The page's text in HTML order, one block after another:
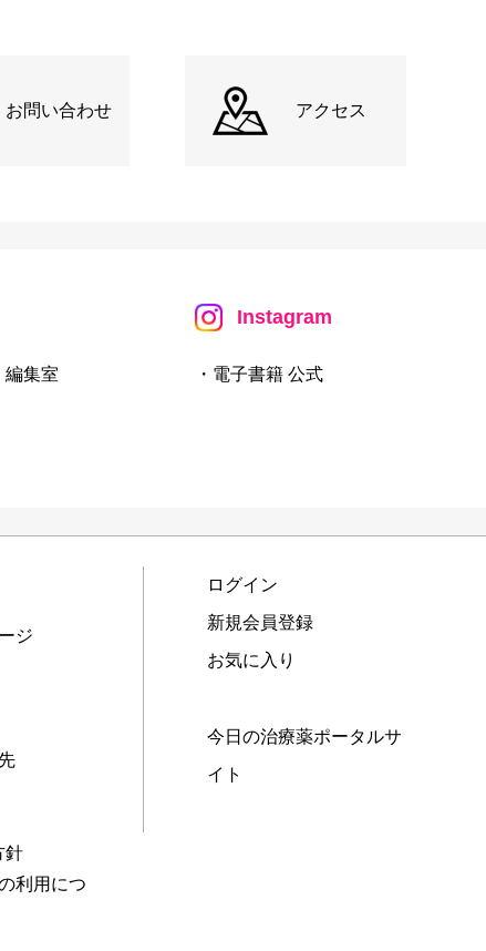
お問い合わせ アクセス
編集室
Instagram
・電子書籍 公式
ジ
針
利用につ
ログイン
新規会員登録
お気に入り
今日の治療薬ポータルサ
イト